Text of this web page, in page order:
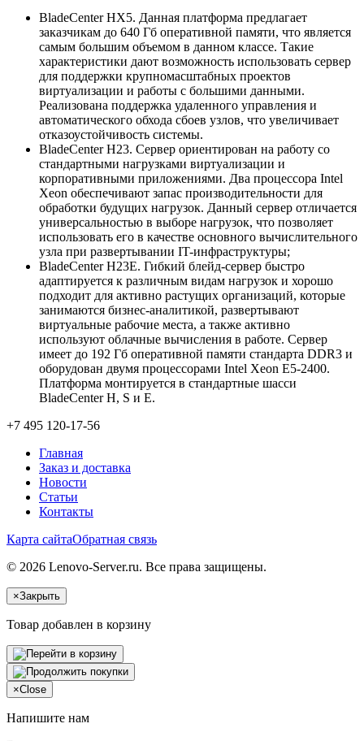
BladeCenter HX5. Данная платформа предлагает
заказчикам до 640 Гб оперативной памяти, что является
самым большим объемом в данном классе. Такие
характеристики дают возможность использовать сервер
для поддержки крупномасштабных проектов
виртуализации и работы с большими данными.
Реализована поддержка удаленного управления и
автоматического обхода сбоев узлов, что увеличивает
отказоустойчивость системы.
BladeCenter H23. Сервер ориентирован на работу со
стандартными нагрузками виртуализации и
корпоративными приложениями. Два процессора Intel
Xeon обеспечивают запас производительности для
обработки будущих нагрузок. Данный сервер отличается
универсальностью в выборе нагрузок, что позволяет
использовать его в качестве основного вычислительного
узла при развертывании IT-инфраструктуры;
BladeCenter H23E. Гибкий блейд-сервер быстро
адаптируется к различным видам нагрузок и хорошо
подходит для активно растущих организаций, которые
занимаются бизнес-аналитикой, развертывают
виртуальные рабочие места, а также активно
используют облачные вычисления в работе. Сервер
имеет до 192 Гб оперативной памяти стандарта DDR3 и
оборудован двумя процессорами Intel Xeon E5-2400.
Платформа монтируется в стандартные шасси
BladeCenter H, S и E.
+7 495 120-17-56
Главная
Заказ и доставка
Новости
Статьи
Контакты
Карта сайтаОбратная связь
© 2026 Lenovo-Server.ru. Все права защищены.
×Закрыть
Товар добавлен в корзину
×Close
Напишите нам